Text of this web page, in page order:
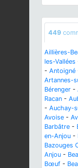
449
Aillières-
les-Vallées
- Antoigné
Artannes-
Bérenger -
Racan -
- Auchay-
Avoise -
Barbâtre -
en-Anjou -
Bazouges
Anjou -
Bœuf -